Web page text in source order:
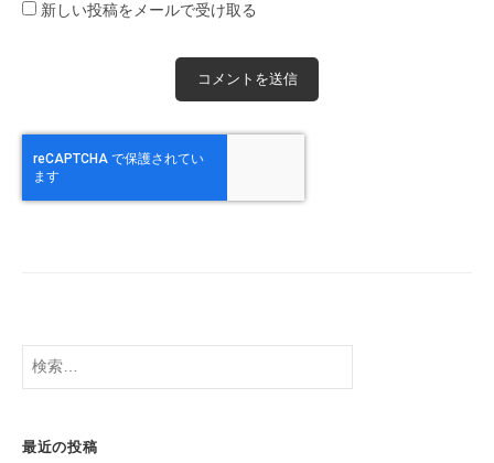
新しい投稿をメールで受け取る
検
最近の投稿